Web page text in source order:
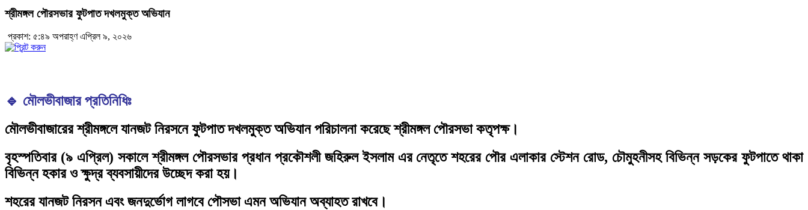
শ্রীমঙ্গল পৌরসভার ফুটপাত দখলমুক্ত অভিযান
প্রকাশ: ৫:৪৯ অপরাহ্ণ এপ্রিল ৯, ২০২৬
🔹 মৌলভীবাজার প্রতিনিধিঃ
মৌলভীবাজারের শ্রীমঙ্গলে যানজট নিরসনে ফুটপাত দখলমুক্ত অভিযান পরিচালনা করেছে শ্রীমঙ্গল পৌরসভা কতৃপক্ষ।
বৃহস্পতিবার (৯ এপ্রিল) সকালে শ্রীমঙ্গল পৌরসভার প্রধান প্রকৌশলী জহিরুল ইসলাম এর নেতৃতে শহরের পৌর এলাকার স্টেশন রোড, চৌমুহনীসহ বিভিন্ন সড়কের ফুটপাতে থাকা
বিভিন্ন হকার ও ক্ষুদ্র ব্যবসায়ীদের উচ্ছেদ করা হয়।
শহরের যানজট নিরসন এবং জনদুর্ভোগ লাগবে পৌসভা এমন অভিযান অব্যাহত রাখবে।